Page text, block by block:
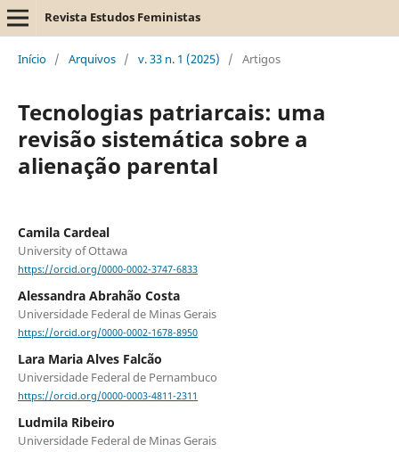
Revista Estudos Feministas
Início / Arquivos / v. 33 n. 1 (2025) / Artigos
Tecnologias patriarcais: uma
revisão sistemática sobre a
alienação parental
Camila Cardeal
University of Ottawa
https://orcid.org/0000-0002-3747-6833
Alessandra Abrahão Costa
Universidade Federal de Minas Gerais
https://orcid.org/0000-0002-1678-8950
Lara Maria Alves Falcão
Universidade Federal de Pernambuco
https://orcid.org/0000-0003-4811-2311
Ludmila Ribeiro
Universidade Federal de Minas Gerais